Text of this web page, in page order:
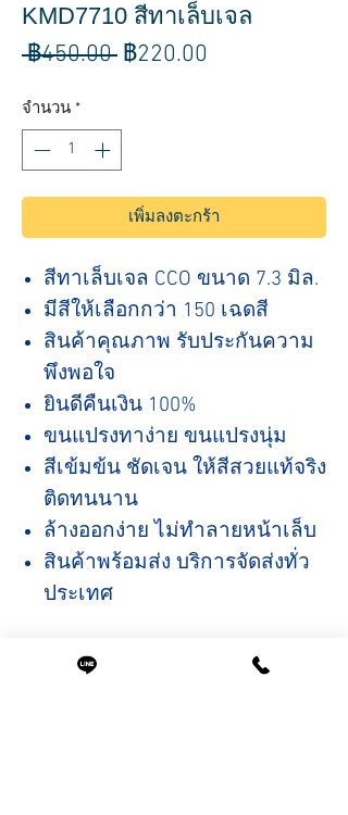
KMD7710 สีทาเล็บเจล
฿450.00 ราคา
฿220.00
จำนวน *
เพิ่มลงตะกร้า
สีทาเล็บเจล CCO ขนาด 7.3 มิล.
มีสีให้เลือกกว่า 150 เฉดสี
สินค้าคุณภาพ รับประกันความ
พึงพอใจ
ยินดีคืนเงิน 100%
ขนแปรงทาง่าย ขนแปรงนุ่ม
สีเข้มข้น ชัดเจน ให้สีสวยแท้จริง
ติดทนนาน
ล้างออกง่าย ไม่ทำลายหน้าเล็บ
สินค้าพร้อมส่ง บริการจัดส่งทั่ว
ประเทศ